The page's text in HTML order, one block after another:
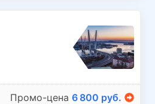
Промо-цена 6 800 руб.